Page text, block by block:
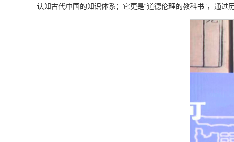
认知古代中国的知识体系；它更是“道德伦理的教科书”，通